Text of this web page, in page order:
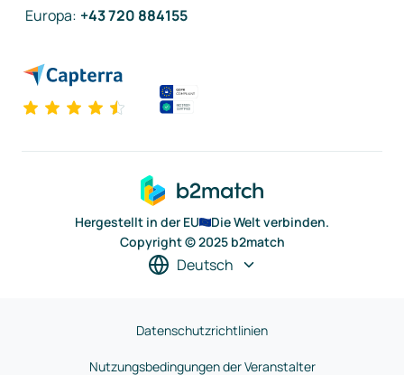
Europa: +43 720 884155
Hergestellt in der EU
Die Welt verbinden.
Copyright © 2025 b2match
Deutsch
Datenschutzrichtlinien
Nutzungsbedingungen der Veranstalter